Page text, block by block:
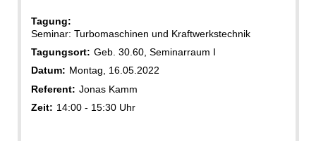
Tagung:
Seminar: Turbomaschinen und Kraftwerkstechnik
Tagungsort: Geb. 30.60, Seminarraum I
Datum: Montag, 16.05.2022
Referent: Jonas Kamm
Zeit: 14:00 - 15:30 Uhr